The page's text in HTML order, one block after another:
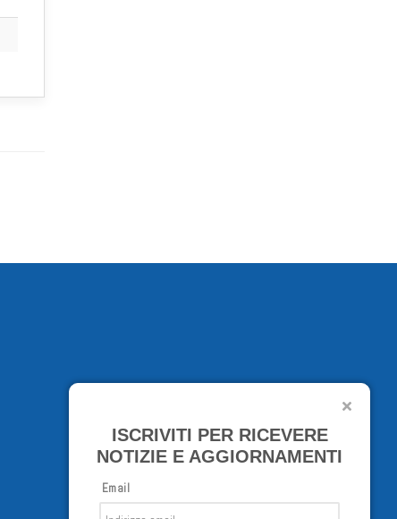
ISCRIVITI PER RICEVERE
NOTIZIE E AGGIORNAMENTI
Email